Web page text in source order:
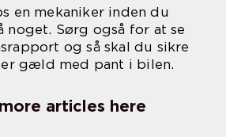
en mekaniker inden du
noget. Sørg også for at se
og så skal du sikre
gæld med pant i bilen.
articles here